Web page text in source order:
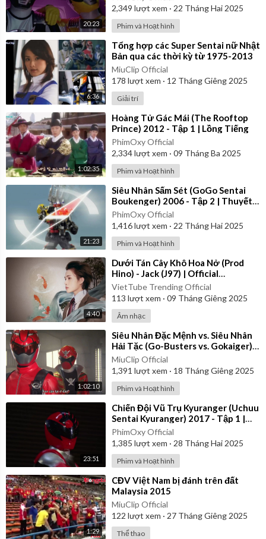
20:23
2,349 lượt xem · 22 Tháng Hai 2025
Phim và Hoạt hình
6:36
⁣Tổng hợp các Super Sentai nữ Nhật
Bản qua các thời kỳ từ 1975-2013
MiuClip Official
178 lượt xem · 12 Tháng Giêng 2025
Giải trí
1:02:35
⁣Hoàng Tử Gác Mái (The Rooftop
Prince) 2012 - Tập 1 | Lồng Tiếng
PhimOxy Official
2,334lượt xem · 09 Tháng Ba 2025
Phim và Hoạt hình
21:23
⁣Siêu Nhân Sấm Sét (GoGo Sentai
Boukenger) 2006 - Tập 2 | Thuyết
Minh
PhimOxy Official
1,416lượt xem · 22 Tháng Hai 2025
Phim và Hoạt hình
4:40
⁣Dưới Tán Cây Khô Hoa Nở (Prod
Hino) - Jack (J97) | Official
Visualizer
VietTube Trending Official
113 lượt xem · 09 Tháng Giêng 2025
Âm nhạc
1:02:10
⁣Siêu Nhân Đặc Mệnh vs. Siêu Nhân
Hải Tặc (Go-Busters vs. Gokaiger) |
Vietsub
MiuClip Official
1,391 lượt xem · 18 Tháng Giêng 2025
Phim và Hoạt hình
23:51
⁣Chiến Đội Vũ Trụ Kyuranger (Uchuu
Sentai Kyuranger) 2017 - Tập 1 |
Thuyết Minh
PhimOxy Official
1,385 lượt xem · 28 Tháng Hai 2025
Phim và Hoạt hình
1:29
⁣CĐV Việt Nam bị đánh trên đất
Malaysia 2015
MiuClip Official
122 lượt xem · 27 Tháng Giêng 2025
Thể thao